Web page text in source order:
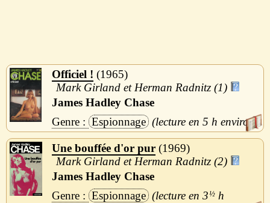
Officiel !
1965
Mark Girland et Herman Radnitz (1)
James Hadley Chase
Espionnage
5 h
Une bouffée d'or pur 1969
Mark Girland et Herman Radnitz (2)
James Hadley Chase
Espionnage
3½ h